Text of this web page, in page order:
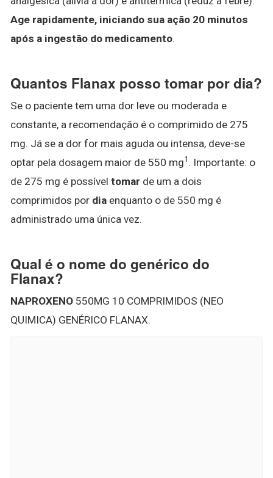
Age rapidamente, iniciando sua ação 20 minutos
após a ingestão do medicamento.
Quantos Flanax posso tomar por dia?
Se o paciente tem uma dor leve ou moderada e
constante, a recomendação é o comprimido de 275
mg. Já se a dor for mais aguda ou intensa, deve-se
optar pela dosagem maior de 550 mg1 . Importante: o
de 275 mg é possível tomar de um a dois
comprimidos por dia enquanto o de 550 mg é
administrado uma única vez.
Qual é o nome do genérico do
Flanax?
NAPROXENO 550MG 10 COMPRIMIDOS (NEO
QUIMICA) GENÉRICO FLANAX.